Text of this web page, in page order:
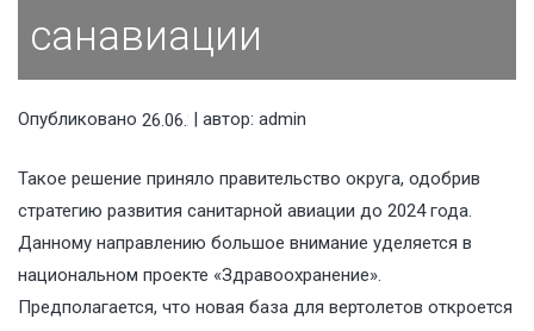
санавиации
Опубликовано 26.06.2019| автор: admin
Такое решение приняло правительство округа, одобрив
стратегию развития санитарной авиации до 2024 года.
Данному направлению большое внимание уделяется в
национальном проекте «Здравоохранение».
Предполагается, что новая база для вертолетов откроется